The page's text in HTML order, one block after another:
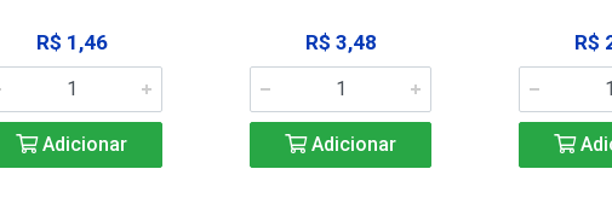
R$ 1,46
Adicionar
R$ 3,48
Adicionar
R$